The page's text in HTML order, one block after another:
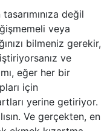
değil
veya
bilmeniz gerekir,
ve
eğer her bir
için
yerine getiriyor.
Ve gerçekten, en